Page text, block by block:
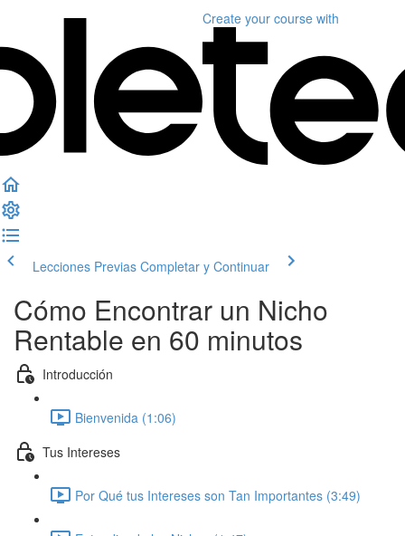
Create your course with
Lecciones Previas Completar y Continuar
Cómo Encontrar un Nicho
Rentable en 60 minutos
Introducción
Bienvenida (1:06)
Tus Intereses
Por Qué tus Intereses son Tan Importantes (3:49)